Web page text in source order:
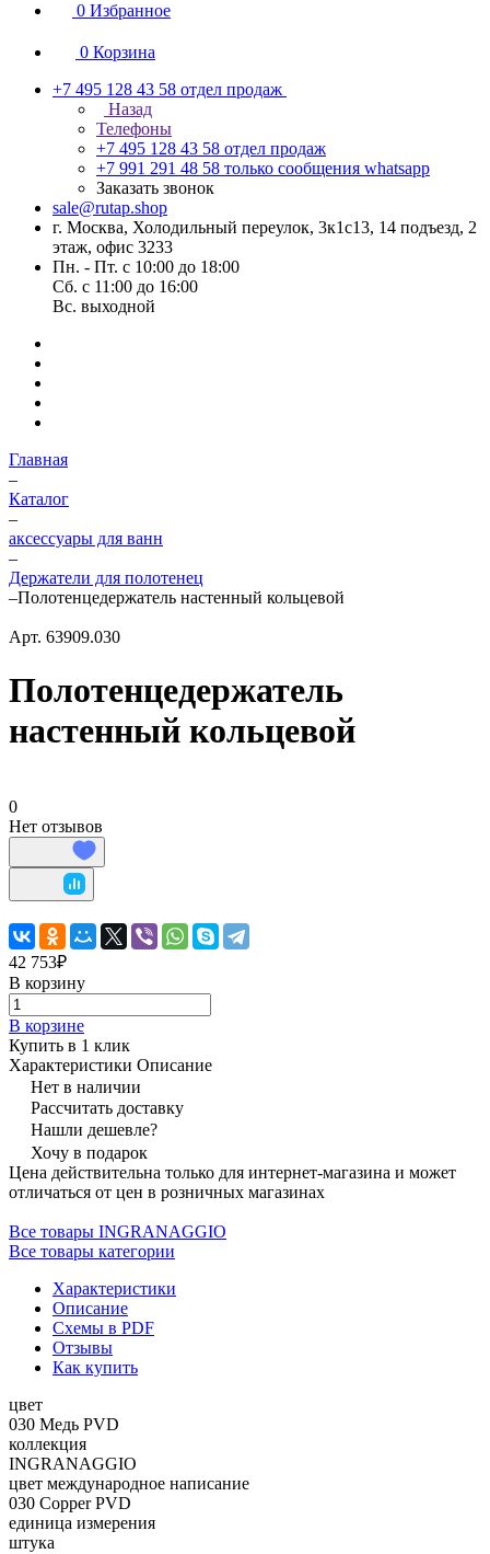
0 Избранное
0 Корзина
+7 495 128 43 58 отдел продаж
Назад
Телефоны
+7 495 128 43 58 отдел продаж
+7 991 291 48 58 только сообщения whatsapp
Заказать звонок
sale@rutap.shop
г. Москва, Холодильный переулок, 3к1с13, 14 подъезд, 2
этаж, офис 3233
Пн. - Пт. с 10:00 до 18:00
Сб. с 11:00 до 16:00
Вс. выходной
Главная
–
Каталог
–
аксессуары для ванн
–
Держатели для полотенец
–Полотенцедержатель настенный кольцевой
Арт. 63909.030
Полотенцедержатель
настенный кольцевой
0
Нет отзывов
42 753₽
В корзину
В корзине
Купить в 1 клик
Характеристики Описание
Нет в наличии
Рассчитать доставку
Нашли дешевле?
Хочу в подарок
Цена действительна только для интернет-магазина и может
отличаться от цен в розничных магазинах
Все товары INGRANAGGIO
Все товары категории
Характеристики
Описание
Схемы в PDF
Отзывы
Как купить
цвет
030 Медь PVD
коллекция
INGRANAGGIO
цвет международное написание
030 Copper PVD
единица измерения
штука